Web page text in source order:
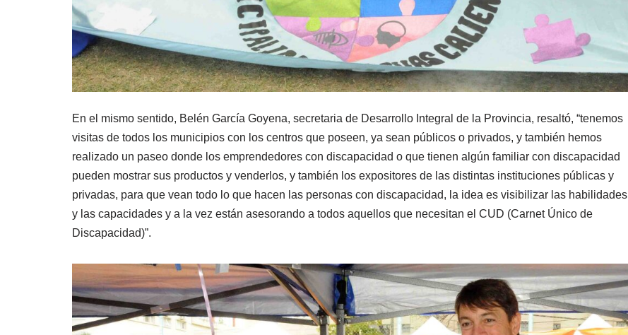
En el mismo sentido, Belén García Goyena, secretaria de Desarrollo Integral de la Provincia, resaltó, “tenemos
visitas de todos los municipios con los centros que poseen, ya sean públicos o privados, y también hemos
realizado un paseo donde los emprendedores con discapacidad o que tienen algún familiar con discapacidad
pueden mostrar sus productos y venderlos, y también los expositores de las distintas instituciones públicas y
privadas, para que vean todo lo que hacen las personas con discapacidad, la idea es visibilizar las habilidades
y las capacidades y a la vez están asesorando a todos aquellos que necesitan el CUD (Carnet Único de
Discapacidad)”.